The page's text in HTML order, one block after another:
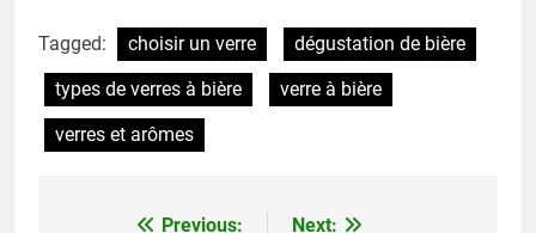
Tagged: choisir un verre
dégustation de bière
types de verres à bière
verre à bière
verres et arômes
Previous:
Next: